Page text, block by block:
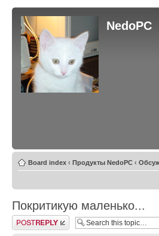
NedoPC
Board index ‹ Продукты NedoPC ‹
Покритикую маленько...
Post a reply